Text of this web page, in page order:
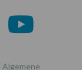
Algemene